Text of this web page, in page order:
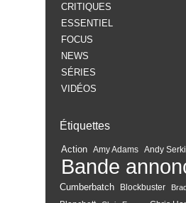
CRITIQUES
ESSENTIEL
FOCUS
NEWS
SÉRIES
VIDÉOS
Étiquettes
Action Amy Adams Andy
Bande
Cumberbatch
Blockbuster